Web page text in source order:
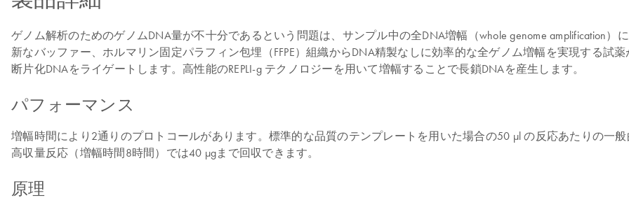
ゲノム解析のためのゲノムDNA量が不十分であるという問題は、サンプル中の全DNA増幅（whole genome amplification）に
新なバッファー、ホルマリン固定パラフィン包埋（FFPE）組織からDNA精製なしに効率的な全ゲノム増幅を実現する試
断片化DNAをライゲートします。高性能のREPLI-g テクノロジーを用いて増幅することで長鎖DNAを産生します。
パフォーマンス
増幅時間により2通りのプロトコールがあります。標準的な品質のテンプレートを用いた場合の50 µl の反応あたりの一
高収量反応（増幅時間8時間）では40 µgまで回収できます。
原理